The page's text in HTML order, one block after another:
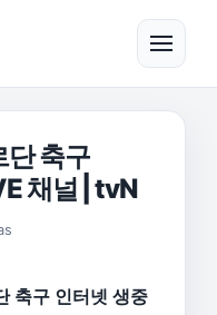
메뉴
단 축구
채널 | tvN
축구 인터넷 생중